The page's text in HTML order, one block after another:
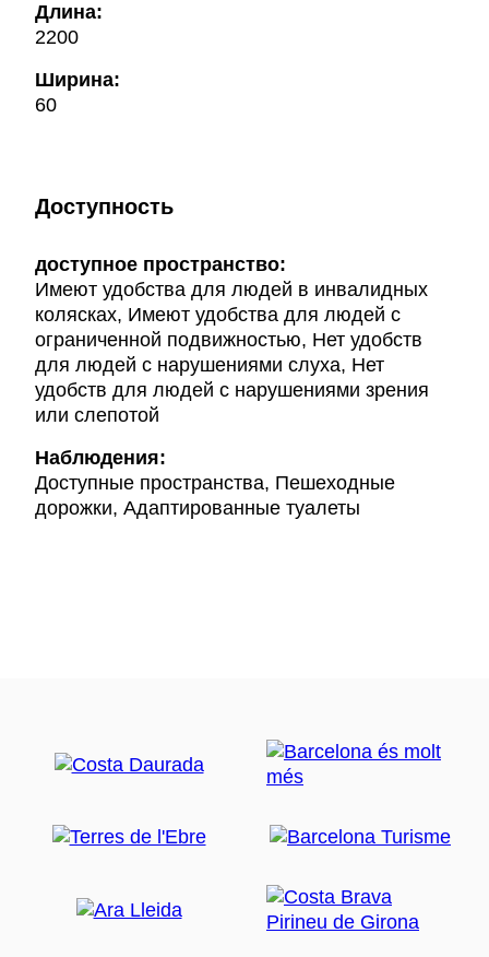
Длина:
2200
Ширина:
60
Доступность
доступное пространство:
Имеют удобства для людей в инвалидных
колясках, Имеют удобства для людей с
ограниченной подвижностью, Нет удобств
для людей с нарушениями слуха, Нет
удобств для людей с нарушениями зрения
или слепотой
Наблюдения:
Доступные пространства, Пешеходные
дорожки, Адаптированные туалеты